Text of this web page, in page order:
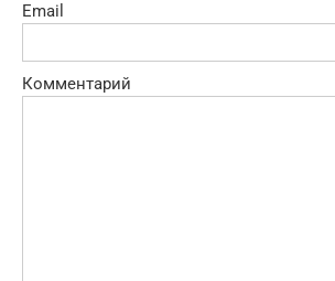
Email
Комментарий